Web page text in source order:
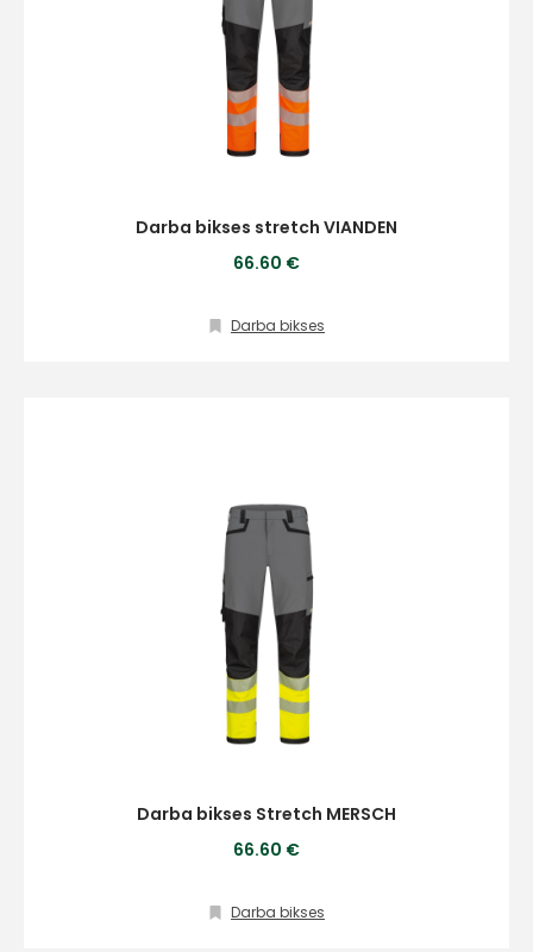
Darba bikses stretch VIANDEN
66.60 €
Darba bikses
Darba bikses Stretch MERSCH
66.60 €
Darba bikses